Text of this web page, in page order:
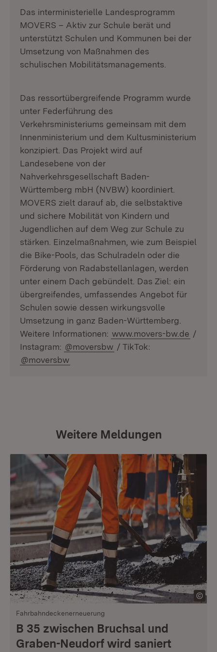
Das interministerielle Landesprogramm
MOVERS – Aktiv zur Schule berät und
unterstützt Schulen und Kommunen bei der
Umsetzung von Maßnahmen des
schulischen Mobilitätsmanagements.
Das ressortübergreifende Programm wurde
unter Federführung des
Verkehrsministeriums gemeinsam mit dem
Innenministerium und dem Kultusministerium
konzipiert. Das Projekt wird auf
Landesebene von der
Nahverkehrsgesellschaft Baden-
Württemberg mbH (NVBW) koordiniert.
MOVERS zielt darauf ab, die selbstaktive
und sichere Mobilität von Kindern und
Jugendlichen auf dem Weg zur Schule zu
stärken. Einzelmaßnahmen, wie zum Beispiel
die Bike-Pools, das Schulradeln oder die
Förderung von Radabstellanlagen, werden
unter einem Dach gebündelt. Das Ziel: ein
übergreifendes, umfassendes Angebot für
Schulen sowie dessen wirkungsvolle
Umsetzung in ganz Baden-Württemberg.
Weitere Informationen: www.movers-bw.de /
Instagram: @moversbw / TikTok:
@moversbw
Weitere Meldungen
Fahrbahndeckenerneuerung
B 35 zwischen Bruchsal und
Graben-Neudorf wird saniert